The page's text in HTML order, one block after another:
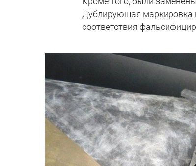
Дублирующая маркировка
соответствия